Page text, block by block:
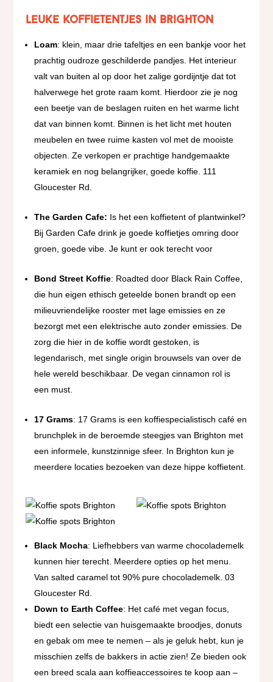
Leuke koffietentjes in Brighton
Loam: klein, maar drie tafeltjes en een bankje voor het
prachtig oudroze geschilderde pandjes. Het interieur
valt van buiten al op door het zalige gordijntje dat tot
halverwege het grote raam komt. Hierdoor zie je nog
een beetje van de beslagen ruiten en het warme licht
dat van binnen komt. Binnen is het licht met houten
meubelen en twee ruime kasten vol met de mooiste
objecten. Ze verkopen er prachtige handgemaakte
keramiek en nog belangrijker, goede koffie. 111
Gloucester Rd.
The Garden Cafe: Is het een koffietent of plantwinkel?
Bij Garden Cafe drink je goede koffietjes omring door
groen, goede vibe. Je kunt er ook terecht voor
Bond Street Koffie: Roadted door Black Rain Coffee,
die hun eigen ethisch geteelde bonen brandt op een
milieuvriendelijke rooster met lage emissies en ze
bezorgt met een elektrische auto zonder emissies. De
zorg die hier in de koffie wordt gestoken, is
legendarisch, met single origin brouwsels van over de
hele wereld beschikbaar. De vegan cinnamon rol is
een must.
17 Grams: 17 Grams is een koffiespecialistisch café en
brunchplek in de beroemde steegjes van Brighton met
een informele, kunstzinnige sfeer. In Brighton kun je
meerdere locaties bezoeken van deze hippe koffietent.
Black Mocha: Liefhebbers van warme chocolademelk
kunnen hier terecht. Meerdere opties op het menu.
Van salted caramel tot 90% pure chocolademelk. 03
Gloucester Rd.
Down to Earth Coffee: Het café met vegan focus,
biedt een selectie van huisgemaakte broodjes, donuts
en gebak om mee te nemen – als je geluk hebt, kun je
misschien zelfs de bakkers in actie zien! Ze bieden ook
een breed scala aan koffieaccessoires te koop aan –